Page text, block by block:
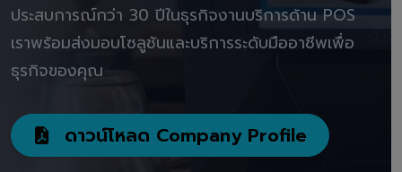
ประสบการณ์กว่า 30 ปีในธุรกิจงานบริการด้าน POS
เราพร้อมส่งมอบโซลูชันและบริการระดับมืออาชีพเพื่อ
ธุรกิจของคุณ
ดาวน์โหลด Company Profile